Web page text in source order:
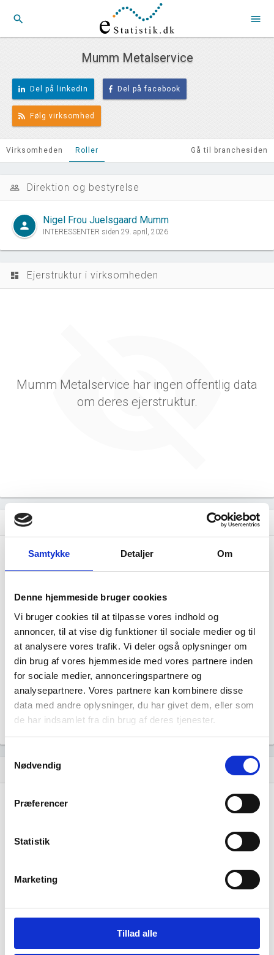
Samtykke Detaljer Om
Denne hjemmeside bruger cookies
Vi bruger cookies til at tilpasse vores indhold og
annoncer, til at vise dig funktioner til sociale medier og til
at analysere vores trafik. Vi deler også oplysninger om
din brug af vores hjemmeside med vores partnere inden
for sociale medier, annonceringspartnere og
analysepartnere. Vores partnere kan kombinere disse
data med andre oplysninger, du har givet dem, eller som
de har indsamlet fra din brug af deres tjenester.
Nødvendig
Præferencer
Statistik
Marketing
Tillad alle
search menu
Mumm Metalservice
Del på linkedIn Del på facebook
Følg virksomhed
Virksomheden Roller Gå til branchesiden
people_outline Direktion og bestyrelse
person Nigel Frou Juelsgaard Mumm
INTERESSENTER siden 29. april, 2026
dashboard Ejerstruktur i virksomheden
Mumm Metalservice har ingen offentlig data
om deres ejerstruktur.
dashboard Virksomhedens datterselskaber
Mumm Metalservice har ingen
datterselskaber.
hourglass_empty Historisk udvikling af rollerne
hourglass_full 29. april, 2026
interessenter.